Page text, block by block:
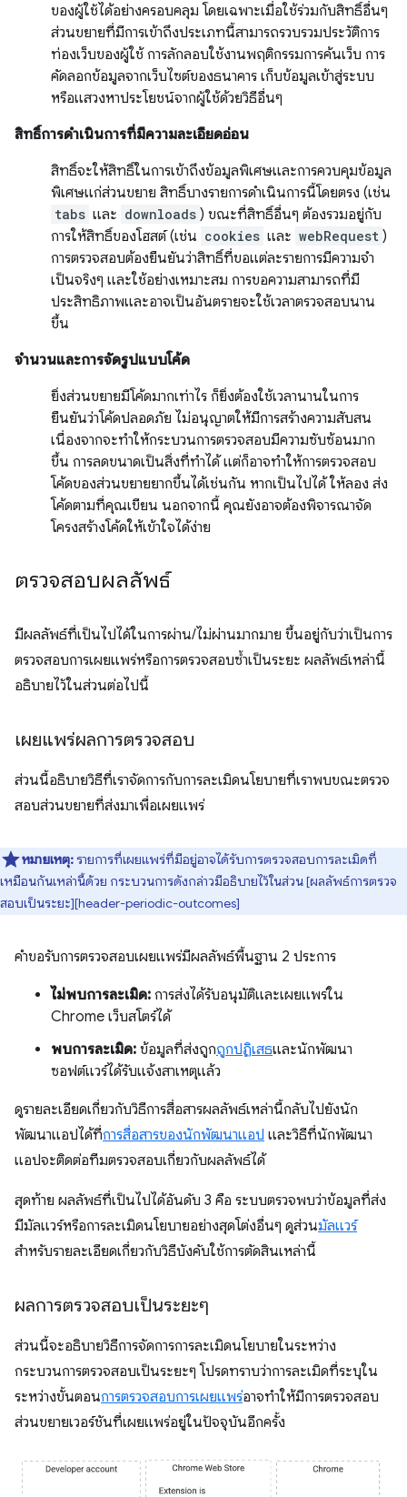
ของผู้ใช้ได้อย่างครอบคลุม โดยเฉพาะเมื่อใช้ร่วมกับสิทธิ์อื่นๆ
ส่วนขยายที่มีการเข้าถึงประเภทนี้สามารถรวบรวมประวัติการ
ท่องเว็บของผู้ใช้ การลักลอบใช้งานพฤติกรรมการค้นเว็บ การ
คัดลอกข้อมูลจากเว็บไซต์ของธนาคาร เก็บข้อมูลเข้าสู่ระบบ
หรือแสวงหาประโยชน์จากผู้ใช้ด้วยวิธีอื่นๆ
สิทธิ์การดำเนินการที่มีความละเอียดอ่อน
สิทธิ์จะให้สิทธิ์ในการเข้าถึงข้อมูลพิเศษและการควบคุมข้อมูล
พิเศษแก่ส่วนขยาย สิทธิ์บางรายการดำเนินการนี้โดยตรง (เช่น
tabs และ downloads ) ขณะที่สิทธิ์อื่นๆ ต้องรวมอยู่กับ
การให้สิทธิ์ของโฮสต์ (เช่น cookies และ webRequest )
การตรวจสอบต้องยืนยันว่าสิทธิ์ที่ขอแต่ละรายการมีความจำ
เป็นจริงๆ และใช้อย่างเหมาะสม การขอความสามารถที่มี
ประสิทธิภาพและอาจเป็นอันตรายจะใช้เวลาตรวจสอบนาน
ขึ้น
จำนวนและการจัดรูปแบบโค้ด
ยิ่งส่วนขยายมีโค้ดมากเท่าไร ก็ยิ่งต้องใช้เวลานานในการ
ยืนยันว่าโค้ดปลอดภัย ไม่อนุญาตให้มีการสร้างความสับสน
เนื่องจากจะทำให้กระบวนการตรวจสอบมีความซับซ้อนมาก
ขึ้น การลดขนาดเป็นสิ่งที่ทำได้ แต่ก็อาจทำให้การตรวจสอบ
โค้ดของส่วนขยายยากขึ้นได้เช่นกัน หากเป็นไปได้ ให้ลอง ส่ง
โค้ดตามที่คุณเขียน นอกจากนี้ คุณยังอาจต้องพิจารณาจัด
โครงสร้างโค้ดให้เข้าใจได้ง่าย
ตรวจสอบผลลัพธ์
มีผลลัพธ์ที่เป็นไปได้ในการผ่าน/ไม่ผ่านมากมาย ขึ้นอยู่กับว่าเป็นการ
ตรวจสอบการเผยแพร่หรือการตรวจสอบซ้ำเป็นระยะ ผลลัพธ์เหล่านี้
อธิบายไว้ในส่วนต่อไปนี้
เผยแพร่ผลการตรวจสอบ
ส่วนนี้อธิบายวิธีที่เราจัดการกับการละเมิดนโยบายที่เราพบขณะตรวจ
สอบส่วนขยายที่ส่งมาเพื่อเผยแพร่
หมายเหตุ:รายการที่เผยแพร่ที่มีอยู่อาจได้รับการตรวจสอบการละเมิดที่
เหมือนกันเหล่านี้ด้วย กระบวนการดังกล่าวมีอธิบายไว้ในส่วน [ผลลัพธ์การตรวจ
สอบเป็นระยะ][header-periodic-outcomes]
คำขอรับการตรวจสอบเผยแพร่มีผลลัพธ์พื้นฐาน 2 ประการ
ไม่พบการละเมิด: การส่งได้รับอนุมัติและเผยแพร่ใน
Chrome เว็บสโตร์ได้
พบการละเมิด: ข้อมูลที่ส่งถูกถูกปฏิเสธและนักพัฒนา
ซอฟต์แวร์ได้รับแจ้งสาเหตุแล้ว
ดูรายละเอียดเกี่ยวกับวิธีการสื่อสารผลลัพธ์เหล่านี้กลับไปยังนัก
พัฒนาแอปได้ที่การสื่อสารของนักพัฒนาแอป และวิธีที่นักพัฒนา
แอปจะติดต่อทีมตรวจสอบเกี่ยวกับผลลัพธ์ได้
สุดท้าย ผลลัพธ์ที่เป็นไปได้อันดับ 3 คือ ระบบตรวจพบว่าข้อมูลที่ส่ง
มีมัลแวร์หรือการละเมิดนโยบายอย่างสุดโต่งอื่นๆ ดูส่วนมัลแวร์
สำหรับรายละเอียดเกี่ยวกับวิธีบังคับใช้การตัดสินเหล่านี้
ผลการตรวจสอบเป็นระยะๆ
ส่วนนี้จะอธิบายวิธีการจัดการการละเมิดนโยบายในระหว่าง
กระบวนการตรวจสอบเป็นระยะๆ โปรดทราบว่าการละเมิดที่ระบุใน
ระหว่างขั้นตอนการตรวจสอบการเผยแพร่อาจทำให้มีการตรวจสอบ
ส่วนขยายเวอร์ชันที่เผยแพร่อยู่ในปัจจุบันอีกครั้ง